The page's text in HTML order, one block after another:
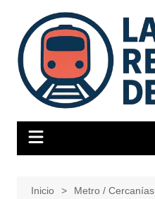
contenido
Inicio Metro / Cercanías